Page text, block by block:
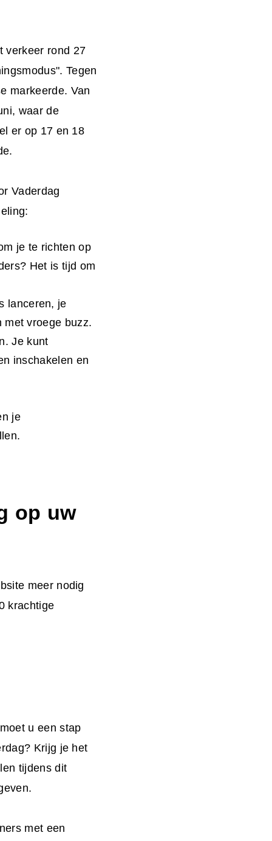
verkeer rond 27
Tegen
markeerde. Van
waar de
er op 17 en 18
Vaderdag
je te richten op
Het is tijd om
lanceren, je
met vroege buzz.
Je kunt
inschakelen en
je
op uw
meer nodig
krachtige
u een stap
Krijg je het
tijdens dit
met een